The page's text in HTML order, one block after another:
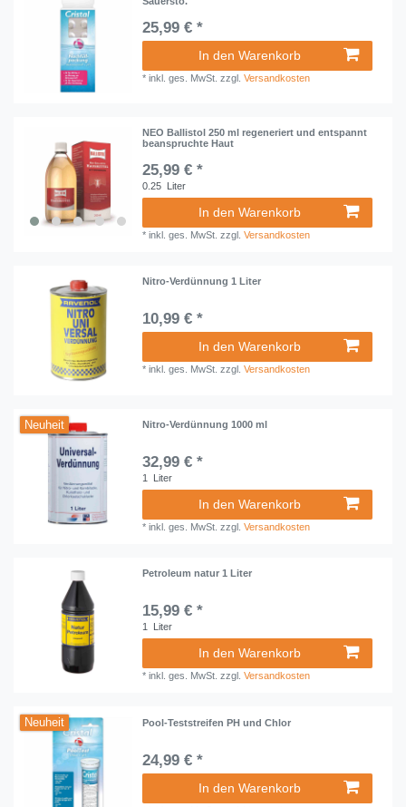
25,99 € *
In den Warenkorb
*inkl. ges. MwSt. zzgl.Versandkosten
NEO Ballistol 250 ml regeneriert und entspannt
beanspruchte Haut
25,99 € *
0.25 Liter
In den Warenkorb
*inkl. ges. MwSt. zzgl.Versandkosten
Nitro-Verdünnung 1 Liter
10,99 € *
In den Warenkorb
*inkl. ges. MwSt. zzgl.Versandkosten
Neuheit Nitro-Verdünnung 1000 ml
32,99 € *
1 Liter
In den Warenkorb
*inkl. ges. MwSt. zzgl.Versandkosten
Petroleum natur 1 Liter
15,99 € *
1 Liter
In den Warenkorb
*inkl. ges. MwSt. zzgl.Versandkosten
Neuheit Pool-Teststreifen PH und Chlor
24,99 € *
In den Warenkorb